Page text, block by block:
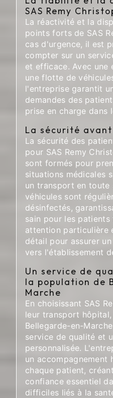
SAS Remy
La réactivité et la
points forts de SAS
cas d'urgence, il est
compter sur un
et efficace. Avec une
une flotte de
l'entreprise garantit
demandes des
prise en charge dans
La sécurité
La sécurité des
pour SAS Remy
sont formés pour
situations médicales
un transport en toute
véhicules sont
désinfectés,
sain pour les patients
attention particulière
détail pour assurer
vers l'établissement
Un service de
la population de
Marche
En choisissant SAS
leur transport
Bellegarde-en-
service de qualité et
personnalisée.
un accompagnement
chaque patient,
confiance essentiel
difficiles liés à la